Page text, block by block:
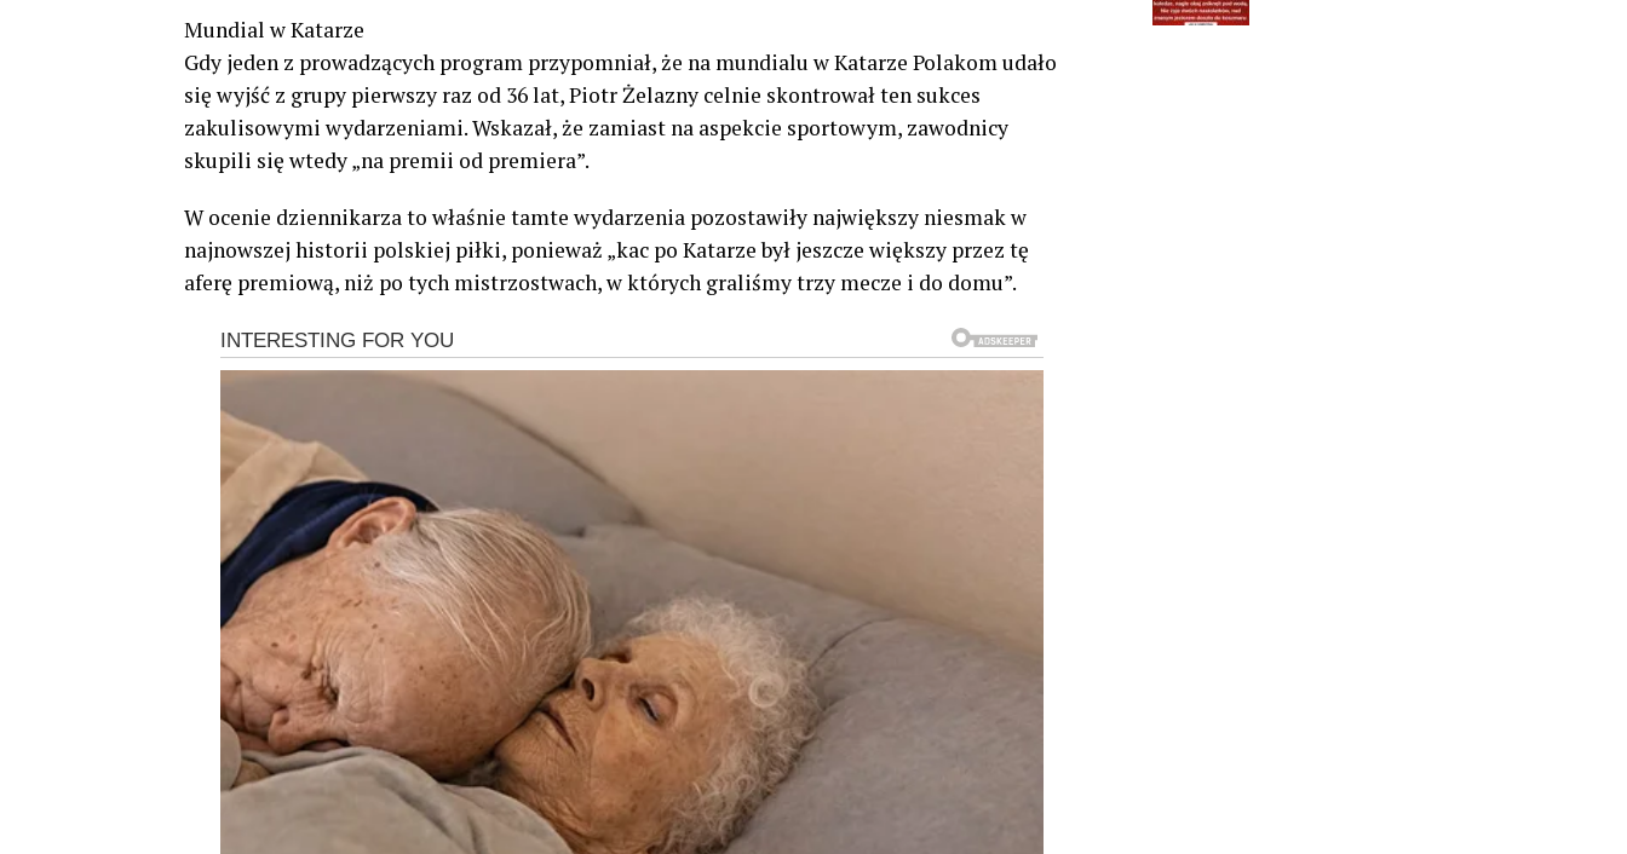
Mundial w Katarze
Gdy jeden z prowadzących program przypomniał, że na mundialu w Katarze Polakom udało
się wyjść z grupy pierwszy raz od 36 lat, Piotr Żelazny celnie skontrował ten sukces
zakulisowymi wydarzeniami. Wskazał, że zamiast na aspekcie sportowym, zawodnicy
skupili się wtedy „na premii od premiera”.
W ocenie dziennikarza to właśnie tamte wydarzenia pozostawiły największy niesmak w
najnowszej historii polskiej piłki, ponieważ „kac po Katarze był jeszcze większy przez tę
aferę premiową, niż po tych mistrzostwach, w których graliśmy trzy mecze i do domu”.